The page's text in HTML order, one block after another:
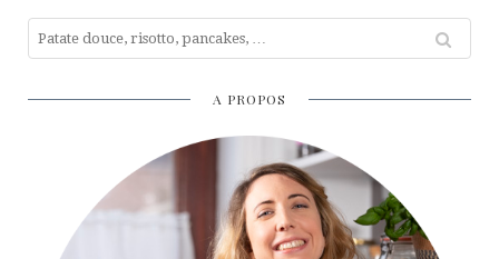
A PROPOS